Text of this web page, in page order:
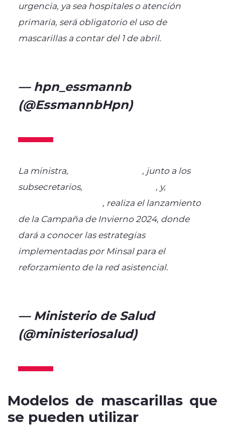
urgencia, ya sea hospitales o atención
primaria, será obligatorio el uso de
mascarillas a contar del 1 de abril.
— hpn_essmannb
(@EssmannbHpn)
La ministra,
, junto a los
subsecretarios,
, y,
, realiza el lanzamiento
de la Campaña de Invierno 2024, donde
dará a conocer las estrategias
implementadas por Minsal para el
reforzamiento de la red asistencial.
— Ministerio de Salud
(@ministeriosalud)
Modelos de mascarillas que
se pueden utilizar